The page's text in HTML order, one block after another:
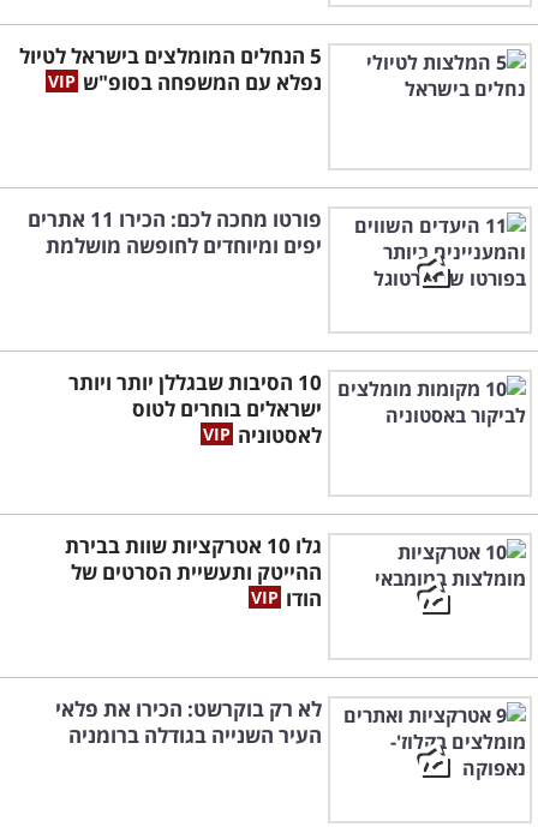
5 הנחלים המומלצים בישראל לטיול
נפלא עם המשפחה בסופ"ש
פורטו מחכה לכם: הכירו 11 אתרים
יפים ומיוחדים לחופשה מושלמת
10 הסיבות שבגללן יותר ויותר
ישראלים בוחרים לטוס
לאסטוניה
גלו 10 אטרקציות שוות בבירת
ההייטק ותעשיית הסרטים של
הודו
לא רק בוקרשט: הכירו את פלאי
העיר השנייה בגודלה ברומניה